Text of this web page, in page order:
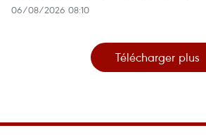
06/08/2026 08:10
Télécharger plus